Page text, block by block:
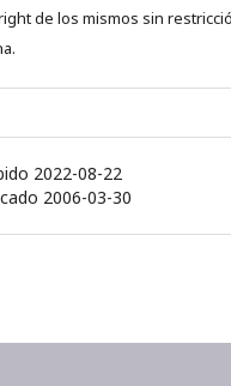
de los mismos sin
2022-08-22
2006-03-30